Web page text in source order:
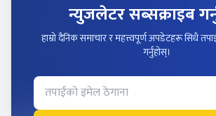
न्युजलेटर सब्सक्राइब
हाम्रो दैनिक समाचार र महत्त्वपूर्ण अपडेटहरू सिधै
गर्नुहोस्।